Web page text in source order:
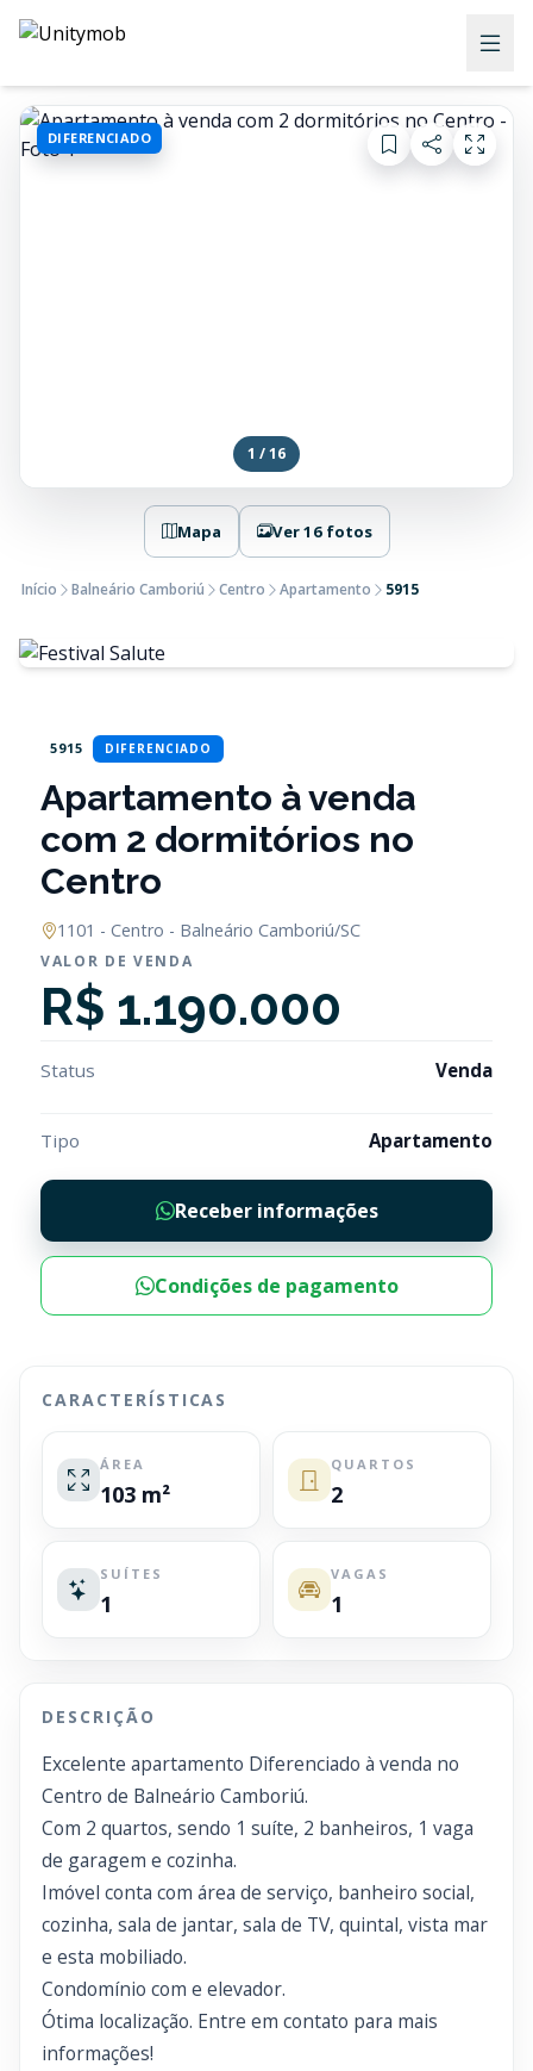
DIFERENCIADO
1 / 16
Mapa Ver 16 fotos
Início Balneário Camboriú Centro Apartamento 5915
5915 DIFERENCIADO
Apartamento à venda
com 2 dormitórios no
Centro
1101 - Centro - Balneário Camboriú/SC
VALOR DE VENDA
R$ 1.190.000
Status Venda
Tipo Apartamento
Receber informações
Condições de pagamento
CARACTERÍSTICAS
ÁREA
103 m²
QUARTOS
2
SUÍTES
1
VAGAS
1
DESCRIÇÃO
Excelente apartamento Diferenciado à venda no
Centro de Balneário Camboriú.
Com 2 quartos, sendo 1 suíte, 2 banheiros, 1 vaga
de garagem e cozinha.
Imóvel conta com área de serviço, banheiro social,
cozinha, sala de jantar, sala de TV, quintal, vista mar
e esta mobiliado.
Condomínio com e elevador.
Ótima localização. Entre em contato para mais
informações!